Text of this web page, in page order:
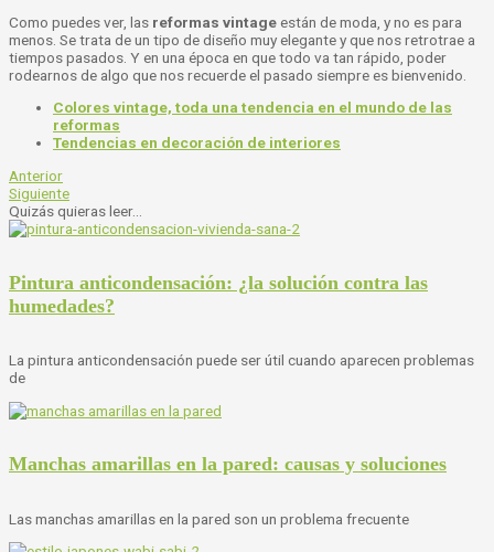
Como puedes ver, las reformas vintageestán de moda, y no es para
menos. Se trata de un tipo de diseño muy elegante y que nos retrotrae a
tiempos pasados. Y en una época en que todo va tan rápido, poder
rodearnos de algo que nos recuerde el pasado siempre es bienvenido.
Colores vintage, toda una tendencia en el mundo de las
reformas
Tendencias en decoración de interiores
Anterior
Siguiente
Quizás quieras leer...
Pintura anticondensación: ¿la solución contra las
humedades?
La pintura anticondensación puede ser útil cuando aparecen problemas
de
Manchas amarillas en la pared: causas y soluciones
Las manchas amarillas en la pared son un problema frecuente